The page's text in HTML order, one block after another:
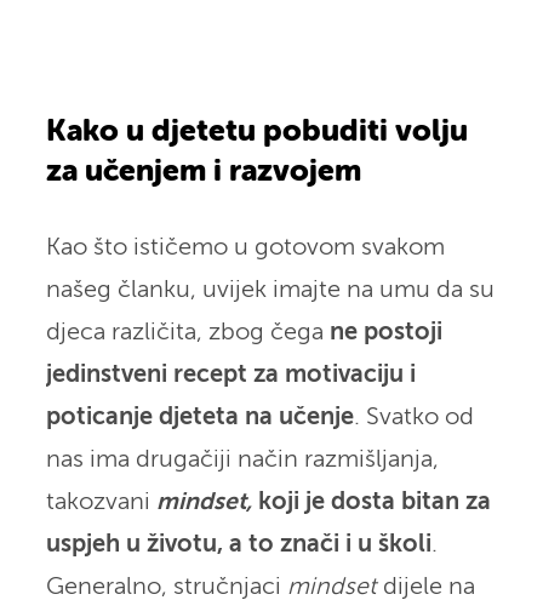
Kako u djetetu pobuditi volju
za učenjem i razvojem
Kao što ističemo u gotovom svakom
našeg članku, uvijek imajte na umu da su
djeca različita, zbog čega ne postoji
jedinstveni recept za motivaciju i
poticanje djeteta na učenje. Svatko od
nas ima drugačiji način razmišljanja,
takozvani mindset, koji je dosta bitan za
uspjeh u životu, a to znači i u školi.
Generalno, stručnjaci mindsetdijele na